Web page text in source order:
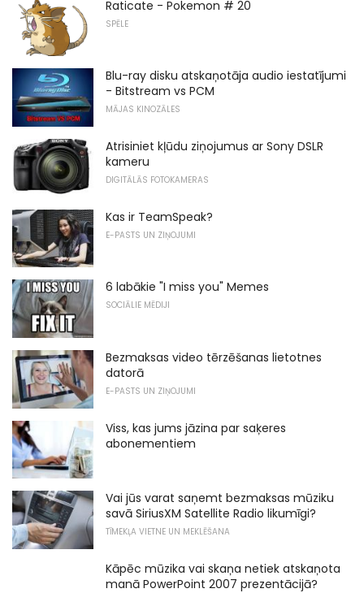
Raticate - Pokemon # 20
SPĒLE
Blu-ray disku atskaņotāja audio iestatījumi
- Bitstream vs PCM
MĀJAS KINOZĀLES
Atrisiniet kļūdu ziņojumus ar Sony DSLR
kameru
DIGITĀLĀS FOTOKAMERAS
Kas ir TeamSpeak?
E-PASTS UN ZIŅOJUMI
6 labākie "I miss you" Memes
SOCIĀLIE MĒDIJI
Bezmaksas video tērzēšanas lietotnes
datorā
E-PASTS UN ZIŅOJUMI
Viss, kas jums jāzina par saķeres
abonementiem
Vai jūs varat saņemt bezmaksas mūziku
savā SiriusXM Satellite Radio likumīgi?
TĪMEKĻA VIETNE UN MEKLĒŠANA
Kāpēc mūzika vai skaņa netiek atskaņota
manā PowerPoint 2007 prezentācijā?